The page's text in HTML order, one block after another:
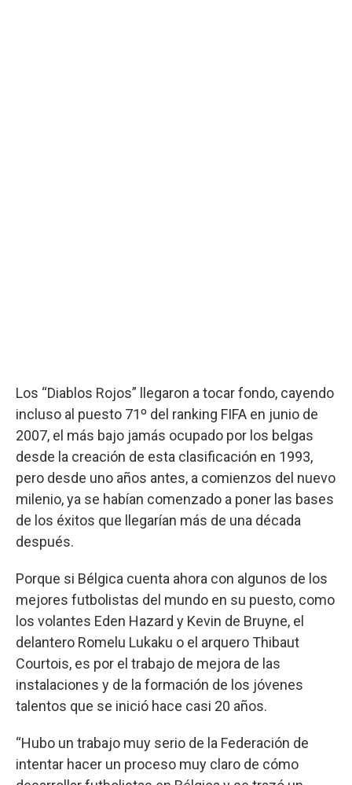
Los “Diablos Rojos” llegaron a tocar fondo, cayendo
incluso al puesto 71º del ranking FIFA en junio de
2007, el más bajo jamás ocupado por los belgas
desde la creación de esta clasificación en 1993,
pero desde uno años antes, a comienzos del nuevo
milenio, ya se habían comenzado a poner las bases
de los éxitos que llegarían más de una década
después.
Porque si Bélgica cuenta ahora con algunos de los
mejores futbolistas del mundo en su puesto, como
los volantes Eden Hazard y Kevin de Bruyne, el
delantero Romelu Lukaku o el arquero Thibaut
Courtois, es por el trabajo de mejora de las
instalaciones y de la formación de los jóvenes
talentos que se inició hace casi 20 años.
“Hubo un trabajo muy serio de la Federación de
intentar hacer un proceso muy claro de cómo